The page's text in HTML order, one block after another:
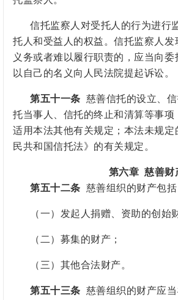
信托监察人对受托人的行为进行
托人和受益人的权益。信托监察人发
义务或者难以履行职责的，应当向委
以自己的名义向人民法院提起诉讼。
第五十一条 慈善信托的设立、
托当事人、信托的终止和清算等事项
适用本法其他有关规定；本法未规定
民共和国信托法》的有关规定。
第六章 慈善财
第五十二条 慈善组织的财产包括
（一）发起人捐赠、资助的创始
（二）募集的财产；
（三）其他合法财产。
第五十三条 慈善组织的财产应